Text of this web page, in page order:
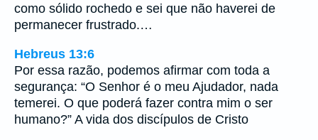
como sólido rochedo e sei que não haverei de
permanecer frustrado.…
Hebreus 13:6
Por essa razão, podemos afirmar com toda a
segurança: “O Senhor é o meu Ajudador, nada
temerei. O que poderá fazer contra mim o ser
humano?” A vida dos discípulos de Cristo